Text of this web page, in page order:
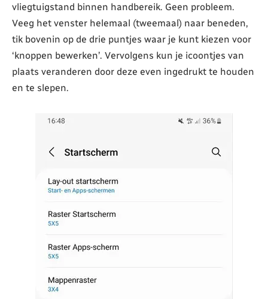
vliegtuigstand binnen handbereik. Geen probleem.
Veeg het venster helemaal (tweemaal) naar beneden,
tik bovenin op de drie puntjes waar je kunt kiezen voor
‘knoppen bewerken’. Vervolgens kun je icoontjes van
plaats veranderen door deze even ingedrukt te houden
en te slepen.